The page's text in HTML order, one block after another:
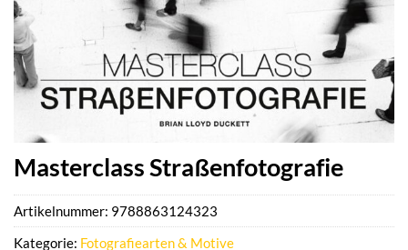
Masterclass Straßenfotografie
Artikelnummer: 9788863124323
Kategorie: Fotografiearten & Motive